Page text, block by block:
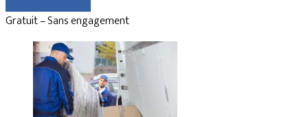
Gratuit – Sans engagement